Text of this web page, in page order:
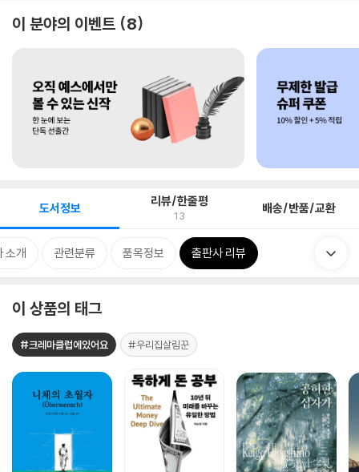
이 분야의 이벤트 8
도서정보 리뷰/한줄평
13 배송/반품/교환
소개 관련분류 품목정보 출판사 리뷰
이 상품의 태그
#크레마클럽에있어요 #우리집살림꾼